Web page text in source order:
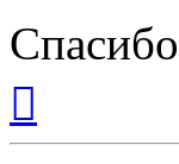
началу